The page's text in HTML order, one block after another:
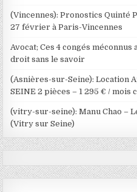
(Vincennes): Pronostics Quinté
27 février à Paris-Vincennes
Avocat; Ces 4 congés
droit sans le savoir
(Asnières-sur-Seine): Location
SEINE 2 pièces – 1 295 € / mois
(vitry-sur-seine): Manu Chao –
(Vitry sur Seine)